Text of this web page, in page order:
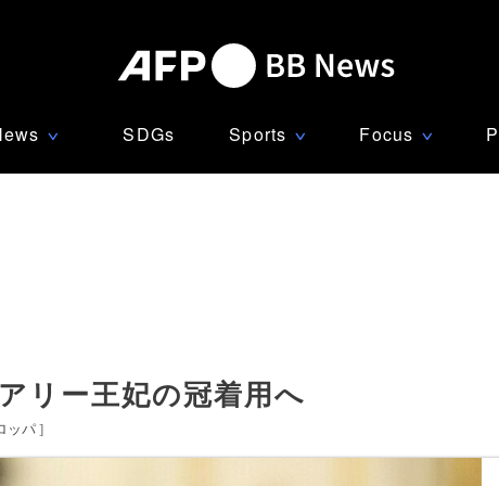
∨ SDGs Sports ∨ Focus ∨
リー王妃の冠着用へ
ッパ]